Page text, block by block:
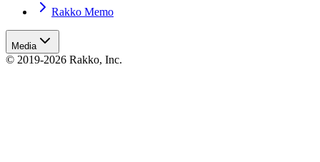
Rakko Memo
Media
© 2019-2026 Rakko, Inc.